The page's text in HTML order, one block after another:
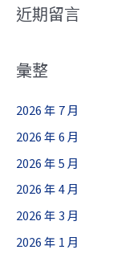
近期留言
彙整
2026 年 7 月
2026 年 6 月
2026 年 5 月
2026 年 4 月
2026 年 3 月
2026 年 1 月